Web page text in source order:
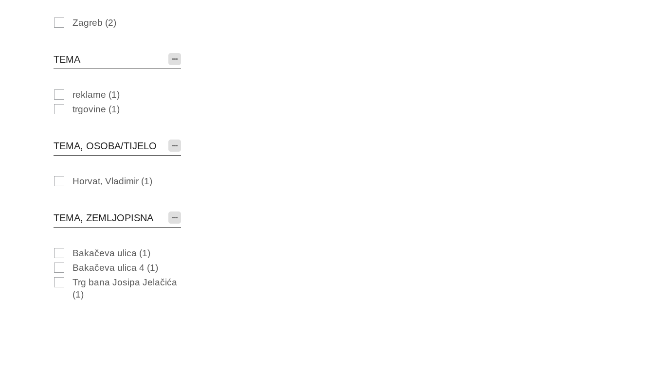
Zagreb (2)
TEMA
reklame (1)
trgovine (1)
TEMA, OSOBA/TIJELO
Horvat, Vladimir (1)
TEMA, ZEMLJOPISNA
Bakačeva ulica (1)
Bakačeva ulica 4 (1)
Trg bana Josipa Jelačića
(1)